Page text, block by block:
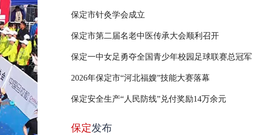
保定市针灸学会成立
保定市第二届名老中医传承大会顺利召开
保定一中女足勇夺全国青少年校园足球联赛总冠军
2026年保定市“河北福嫂”技能大赛落幕
保定安全生产“人民防线”兑付奖励14万余元
保定发布